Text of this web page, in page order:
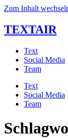
Zum Inhalt
TEXTAIR
Text
Social Media
Team
Text
Social Media
Team